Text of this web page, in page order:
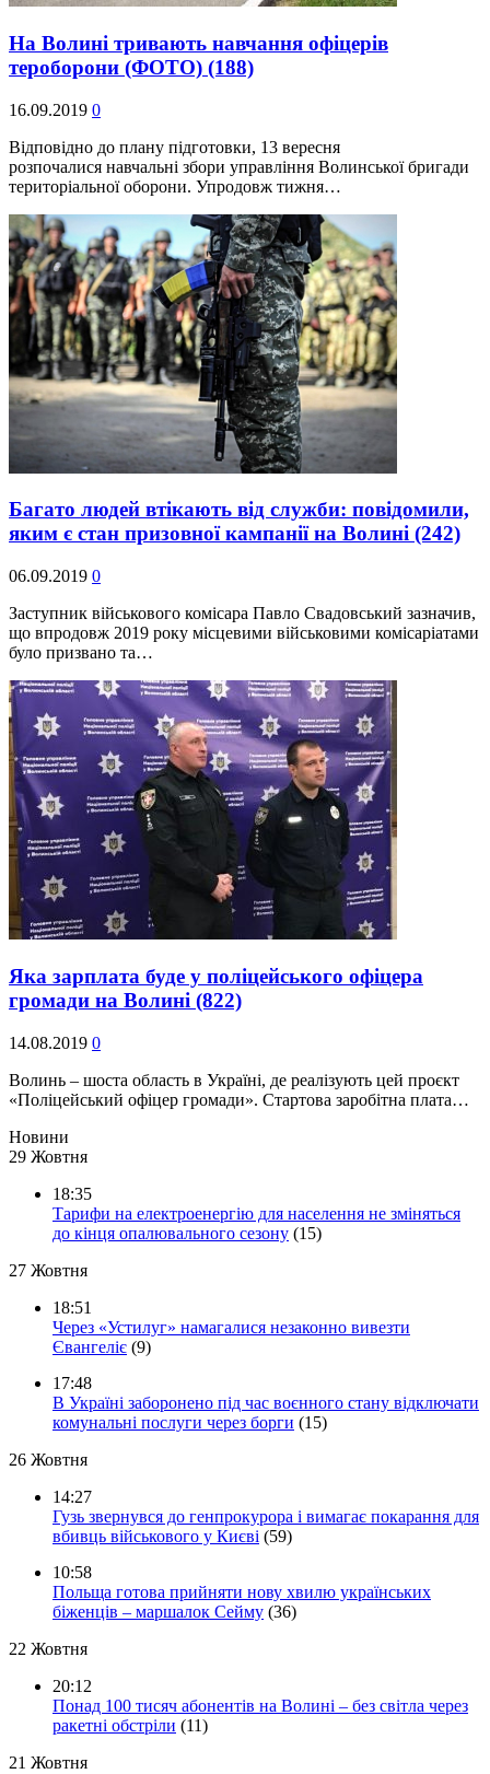
На Волині тривають навчання офіцерів
тероборони (ФОТО) (188)
16.09.2019 0
Відповідно до плану підготовки, 13 вересня
розпочалися навчальні збори управління Волинської бригади
територіальної оборони. Упродовж тижня…
Багато людей втікають від служби: повідомили,
яким є стан призовної кампанії на Волині (242)
06.09.2019 0
Заступник військового комісара Павло Свадовський зазначив,
що впродовж 2019 року місцевими військовими комісаріатами
було призвано та…
Яка зарплата буде у поліцейського офіцера
громади на Волині (822)
14.08.2019 0
Волинь – шоста область в Україні, де реалізують цей проєкт
«Поліцейський офіцер громади». Стартова заробітна плата…
Новини
29 Жовтня
18:35
Тарифи на електроенергію для населення не зміняться
до кінця опалювального сезону (15)
27 Жовтня
18:51
Через «Устилуг» намагалися незаконно вивезти
Євангеліє (9)
17:48
В Україні заборонено під час воєнного стану відключати
комунальні послуги через борги (15)
26 Жовтня
14:27
Гузь звернувся до генпрокурора і вимагає покарання для
вбивць військового у Києві (59)
10:58
Польща готова прийняти нову хвилю українських
біженців – маршалок Сейму (36)
22 Жовтня
20:12
Понад 100 тисяч абонентів на Волині – без світла через
ракетні обстріли (11)
21 Жовтня